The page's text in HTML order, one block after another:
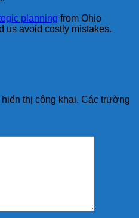
planning from Ohio
us avoid costly mistakes.
thị công khai. Các trường